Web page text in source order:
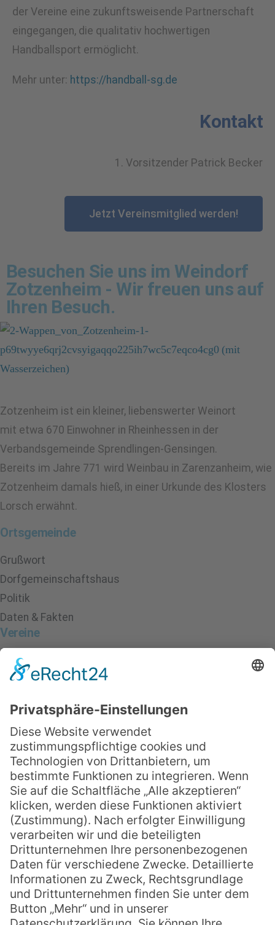
der Vereine eine zukunftsweisende Partnerschaft
eingegangen, die qualitativ hochwertigen
Handballsport ermöglicht.
Mehr unter: https://handball-sg.de
Kontakt
1. Vorsitzender Patrick Becker
Jetzt Vereinsmitglied werden!
Besuchen Sie uns im Weindorf
Zotzenheim - Wir freuen uns auf
Ihren Besuch.
Zotzenheim ist ein kleiner, liebenswerter Weinort
mit etwa 670 Einwohner in Rheinhessen in der
Verbandsgemeinde Sprendlingen-Gensingen.
Bereits im Jahre 771 wird Weinbau in Zarenzanheim, wie
Zotzenheim damals hieß, in einer Urkunde des Klosters
Lorsch erwähnt.
Ortsgemeinde
Grußwort
Dorfgemeinschaftshaus
Politik
Daten & Fakten
Vereine
Bauern & Winzerverein
Feuerwehr
Karnelvalsverein ZDF
Kirchenchor
Laienspielgruppe
Landfrauen-Verein
Sound-artists
Turnverein TVZ
Sonstiges
Freizeit & Tourismus
Kirche
Wirtschaft
Wohnen